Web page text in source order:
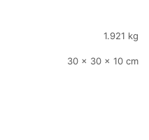
1.921 kg
30 × 30 × 10 cm